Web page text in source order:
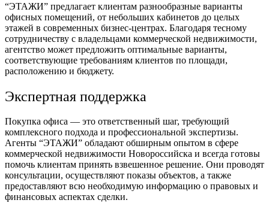
“ЭТАЖИ” предлагает клиентам разнообразные варианты
офисных помещений, от небольших кабинетов до целых
этажей в современных бизнес-центрах. Благодаря тесному
сотрудничеству с владельцами коммерческой недвижимости,
агентство может предложить оптимальные варианты,
соответствующие требованиям клиентов по площади,
расположению и бюджету.
Экспертная поддержка
Покупка офиса — это ответственный шаг, требующий
комплексного подхода и профессиональной экспертизы.
Агенты “ЭТАЖИ” обладают обширным опытом в сфере
коммерческой недвижимости Новороссийска и всегда готовы
помочь клиентам принять взвешенное решение. Они проводят
консультации, осуществляют показы объектов, а также
предоставляют всю необходимую информацию о правовых и
финансовых аспектах сделки.